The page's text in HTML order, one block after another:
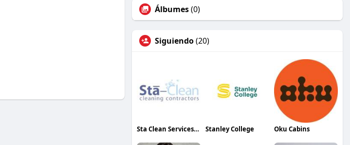
Álbumes(0)
Siguiendo(20)
Sta Clean Services Inc Stanley College Oku Cabins